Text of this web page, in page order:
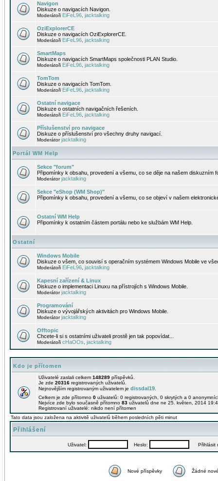
Navigon
Diskuze o navigacích Navigon.
Moderátoři EiFeL96 jacktalking
OziExplorerCE
Diskuze o navigacích OziExplorerCE.
Moderátoři EiFeL96 jacktalking
SmartMaps
Diskuze o navigacích SmartMaps společnosti PLAN Studio.
Moderátoři EiFeL96 jacktalking
TomTom
Diskuze o navigacích TomTom.
Moderátoři EiFeL96 jacktalking
Ostatní navigace
Diskuze o ostatních navigačních řešeních.
Moderátoři EiFeL96 jacktalking
Příslušenství pro navigace
Diskuze o příslušenství pro všechny druhy navigací.
Moderátorjacktalking
Portál WM Help
Sekce "forum"
Připomínky k obsahu, provedení a všemu, co se děje na našem diskuzním
Moderátorjacktalking
Sekce "eShop (WM Shop)"
Připomínky k obsahu, provedení a všemu, co se objeví v našem
Ostatní WM Help
Připomínky k ostatním částem portálu nebo ke službám WM Help.
Ostatní
Windows Mobile
Diskuze o všem, co souvisí s operačním systémem Windows Mobile ve
Moderátoři EiFeL96 jacktalking
Kapesní zařízení & Linux
Diskuze o implementaci Linuxu na přístrojích s Windows Mobile.
Moderátorjacktalking
Programování
Diskuze o vývojářských aktivitách pro Windows Mobile.
Moderátorjacktalking
Offtopic
Chcete-li si s ostatními uživateli prostě jen tak popovídat...
Moderátoři cHaOOs jacktalking
Kdo je přítomen
Uživatelé zaslali celkem 148289 příspěvků.
Je zde 20316 registrovaných uživatelů.
Nejnovějším registrovaným uživatelem je dissdal19
Celkem je zde přítomno 0 uživatelů: 0 registrovaných, 0 skrytých a 0
Nejvíce zde bylo současně přítomno 83 uživatelů dne ne 25. květen, 2014
Registrovaní uživatelé: nikdo není přítomen
Tato data jsou založena na aktivitě uživatelů během posledních pěti minut
Přihlášení
Uživatel: Heslo: Přihlásit
Nové příspěvky Žádné